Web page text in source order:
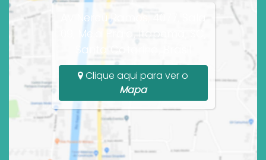
Av Nereu Ramos, 4077, Sala
09, Meia Praia, Itapema, SC,
Santa Catarina, Brasil
Clique aqui para ver o
Mapa